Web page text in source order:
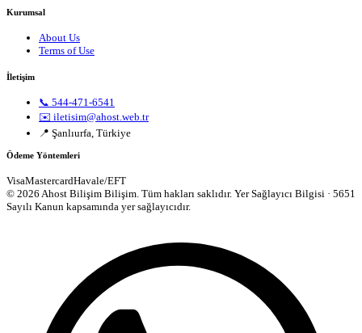
Kurumsal
About Us
Terms of Use
İletişim
📞 544-471-6541
✉️ iletisim@ahost.web.tr
📍 Şanlıurfa, Türkiye
Ödeme Yöntemleri
VisaMastercardHavale/EFT
© 2026 Ahost Bilişim Bilişim. Tüm hakları saklıdır. Yer Sağlayıcı Bilgisi · 5651
Sayılı Kanun kapsamında yer sağlayıcıdır.